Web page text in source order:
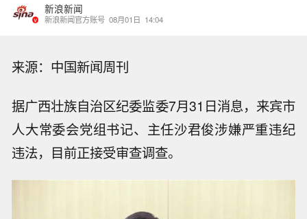
新浪新闻
新浪新闻官方账号 08月01日 14:04
来源：中国新闻周刊
据广西壮族自治区纪委监委7月31日消息，来宾市
人大常委会党组书记、主任沙君俊涉嫌严重违纪
违法，目前正接受审查调查。